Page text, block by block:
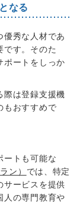
なる
優秀な人材であ
です。そのた
ポートをしっか
際は登録支援機
もおすすめで
ートも可能な
ン） では、特定
サービスを提供
人の専門教育や